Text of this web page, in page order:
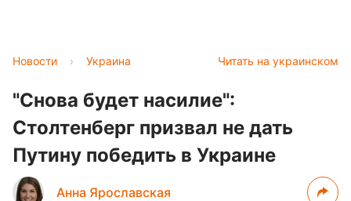
Читать на украинском
Новости › Украина
"Снова будет насилие":
Столтенберг призвал не дать
Путину победить в Украине
Анна Ярославская